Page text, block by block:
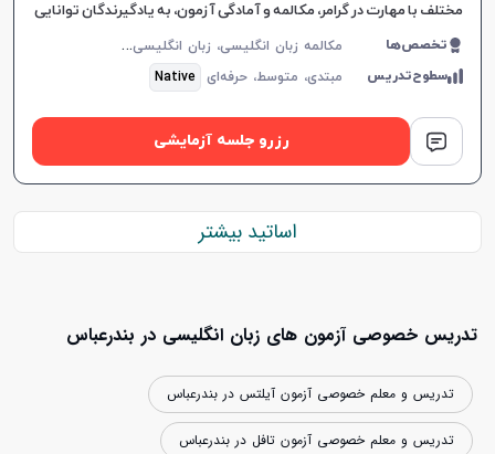
مختلف با مهارت در گرامر، مکالمه و آمادگی آزمون‌، به یادگیرندگان توانایی
بالایی می‌دهد.
تخصص‌ها م
کالمه زبان انگلیسی، زبان انگلیسی عمومی، گرامر زبان انگلیسی، زبان انگلیسی آمریکایی، زبان انگلیسی کنکور سراسری، زبان انگلیسی کنکور کاردانی، زبان انگلیسی کنکور ارشد، زبان انگلیسی هفتم دبیرستان، زبان انگلیسی هشتم دبیرستان، زبان انگلیسی نهم دبیرستان، زبان انگلیسی دهم دبیرستان، زبان انگلیسی یازدهم دبیرستان، زبان انگلیسی دوازدهم دبیرستان، زبان انگلیسی کودکان
سطوح‌تدریس مبتدی، متوسط،حرفه‌ای Native
رزرو جلسه آزمایشی
اساتید بیشتر
تدریس خصوصی آزمون های زبان انگلیسی در بندرعباس
تدریس و معلم خصوصی آزمون آیلتس در بندرعباس
تدریس و معلم خصوصی آزمون تافل در بندرعباس